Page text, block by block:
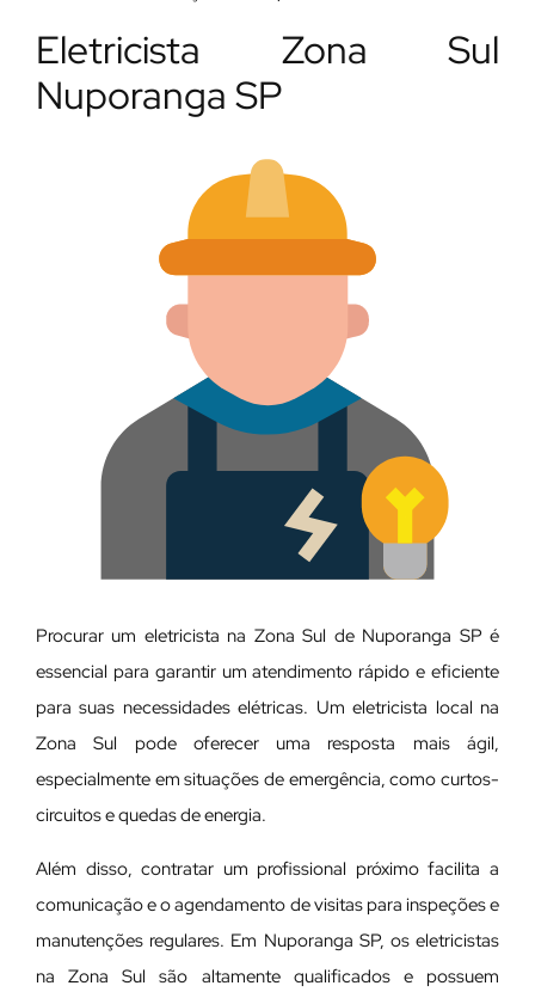
Eletricista Zona Sul
Nuporanga SP
Procurar um eletricista na Zona Sul de Nuporanga SP é
essencial para garantir um atendimento rápido e eficiente
para suas necessidades elétricas. Um eletricista local na
Zona Sul pode oferecer uma resposta mais ágil,
especialmente em situações de emergência, como curtos-
circuitos e quedas de energia.
Além disso, contratar um profissional próximo facilita a
comunicação e o agendamento de visitas para inspeções e
manutenções regulares. Em Nuporanga SP, os eletricistas
na Zona Sul são altamente qualificados e possuem